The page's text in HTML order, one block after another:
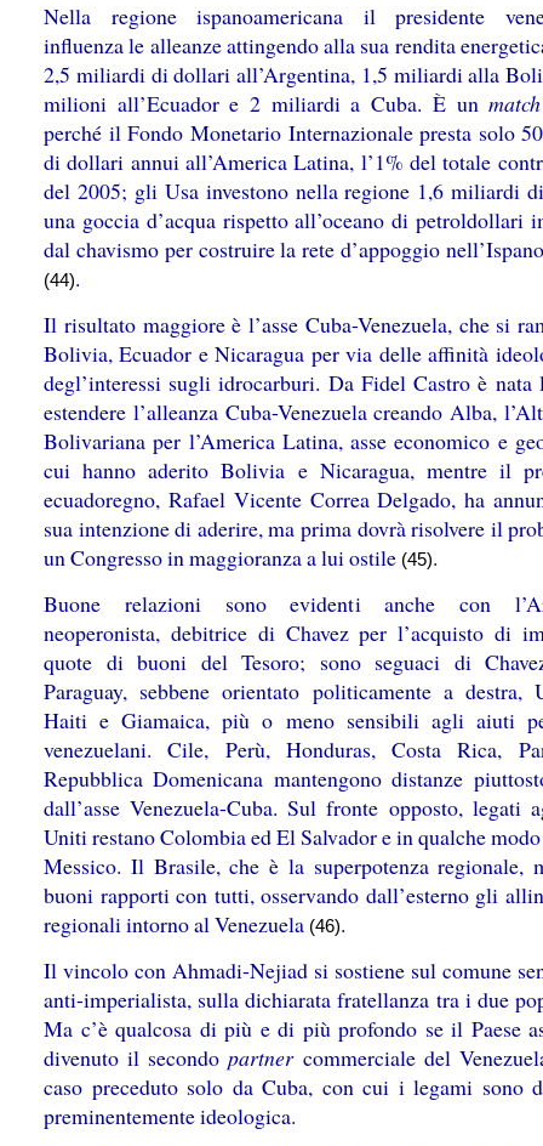
Nella regione ispanoamericana il presidente
influenza le alleanze attingendo alla sua rendita
2,5 miliardi di dollari all’Argentina, 1,5 miliardi alla
milioni all’Ecuador e 2 miliardi a Cuba. È unmatch
perché il Fondo Monetario Internazionale presta solo
di dollari annui all’America Latina, l’1% del totale
del 2005; gli Usa investono nella regione 1,6 miliardi
una goccia d’acqua rispetto all’oceano di petroldollari
dal chavismo per costruire la rete d’appoggio
(44).
Il risultato maggiore è l’asse Cuba-Venezuela, che si
Bolivia, Ecuador e Nicaragua per via delle affinità
degl’interessi sugli idrocarburi. Da Fidel Castro è nata
estendere l’alleanza Cuba-Venezuela creando Alba,
Bolivariana per l’America Latina, asse economico e
cui hanno aderito Bolivia e Nicaragua, mentre il
ecuadoregno, Rafael Vicente Correa Delgado, ha
sua intenzione di aderire, ma prima dovrà risolvere il
un Congresso in maggioranza a lui ostile (45).
Buone relazioni sono evidenti anche con
neoperonista, debitrice di Chavez per l’acquisto di
quote di buoni del Tesoro; sono seguaci di
Paraguay, sebbene orientato politicamente a destra,
Haiti e Giamaica, più o meno sensibili agli aiuti
venezuelani. Cile, Perù, Honduras, Costa Rica,
Repubblica Domenicana mantengono distanze
dall’asse Venezuela-Cuba. Sul fronte opposto, legati
Uniti restano Colombia ed El Salvador e in qualche
Messico. Il Brasile, che è la superpotenza regionale,
buoni rapporti con tutti, osservando dall’esterno gli
regionali intorno al Venezuela (46).
Il vincolo con Ahmadi-Nejiad si sostiene sul comune
anti-imperialista, sulla dichiarata fratellanza tra i due
Ma c’è qualcosa di più e di più profondo se il Paese
divenuto il secondopartnercommerciale del
caso preceduto solo da Cuba, con cui i legami sono
preminentemente ideologica.